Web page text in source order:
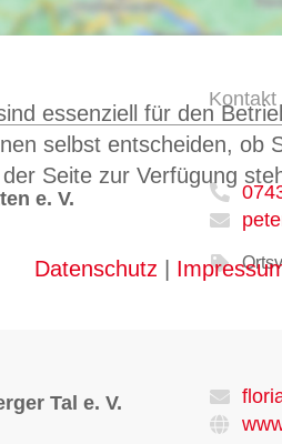
Kontakt
e. V.
Tal e. V.
essenziell für den
selbst entscheiden,
Seite zur Verfügung
Datenschutz